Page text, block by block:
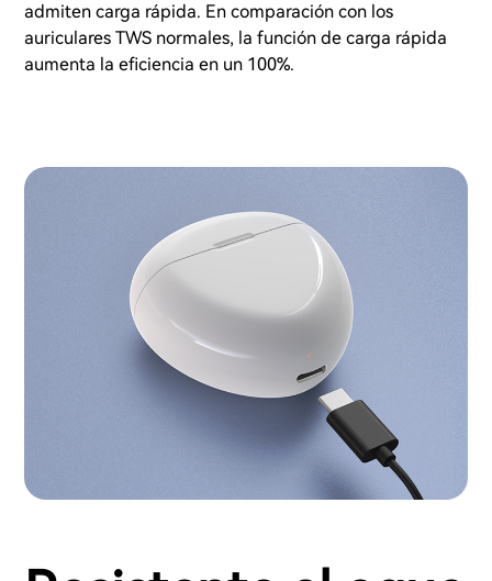
admiten carga rápida. En comparación con los
auriculares TWS normales, la función de carga rápida
aumenta la eficiencia en un 100%.